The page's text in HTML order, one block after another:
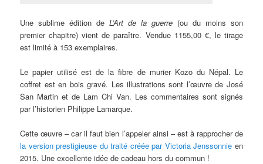
Une sublime édition deL’Art de la guerre (ou du moins son
premier chapitre) vient de paraître. Vendue 1155,00 €, le tirage
est limité à 153 exemplaires.
Le papier utilisé est de la fibre de murier Kozo du Népal. Le
coffret est en bois gravé. Les illustrations sont l’œuvre de José
San Martin et de Lam Chi Van. Les commentaires sont signés
par l’historien Philippe Lamarque.
Cette œuvre – car il faut bien l’appeler ainsi – est à rapprocher de
la version prestigieuse du traité créée par Victoria Jenssonnie en
2015. Une excellente idée de cadeau hors du commun !